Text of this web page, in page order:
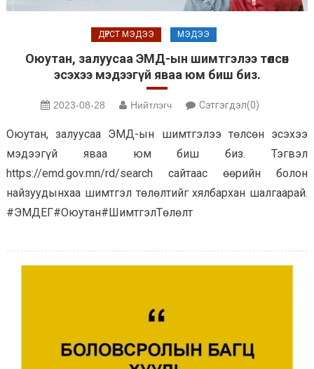
ДҮРСТ МЭДЭЭ МЭДЭЭ
Оюутан, залуусаа ЭМД-ын шимтгэлээ төлсөн
эсэхээ мэдээгүй яваа юм биш биз.
2023-08-28 Нийтлэгч Сэтгэгдэл(0)
Оюутан, залуусаа ЭМД-ын шимтгэлээ төлсөн эсэхээ
мэдээгүй яваа юм биш биз. Тэгвэл
https://emd.gov.mn/rd/search сайтаас өөрийн болон
найзуудынхаа шимтгэл төлөлтийг хялбархан шалгаарай.
#ЭМДЕГ#Оюутан#ШимтгэлТөлөлт